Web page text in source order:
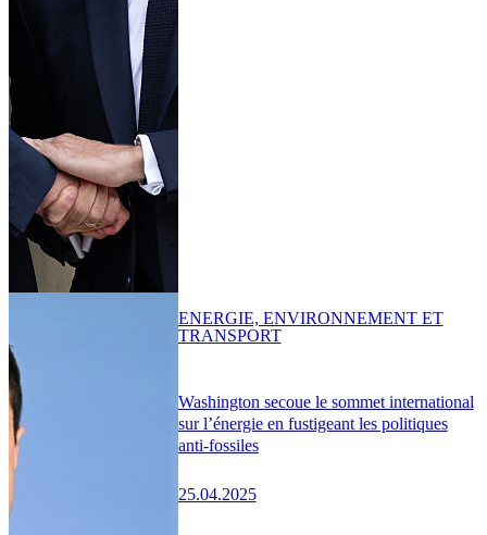
Washington secoue le sommet international
sur l’énergie en fustigeant les politiques
anti-fossiles
25.04.2025
ENERGIE, ENVIRONNEMENT ET
TRANSPORT